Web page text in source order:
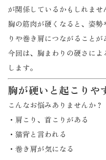
が関係しているかもしれませ
胸の筋肉が硬くなると、姿
りや巻き肩につながることが
今回は、胸まわりの硬さに
します。
胸が硬いと起こりや
こんなお悩みありませんか？
・肩こり、首こりがある
・猫背と言われる
・巻き肩が気になる